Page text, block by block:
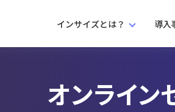
インサイズとは？ 導入
オンライン